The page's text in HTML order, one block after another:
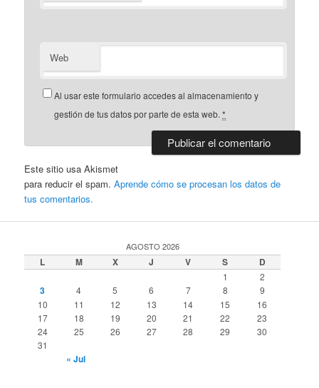
Web
Al usar este formulario accedes al almacenamiento y
gestión de tus datos por parte de esta web.*
Este sitio usa Akismet
para reducir el spam.Aprende cómo se procesan los datos de
tus comentarios.
AGOSTO 2026
L M X J V S D
1 2
3 4 5 6 7 8
9
10
11 12 13 14 15
16
17
18 19 20 21 22
23
24
25 26 27 28 29
30
31
« Jul